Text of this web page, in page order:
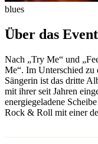
blues
Über das Event
Nach „Try Me“ und
Me“. Im Unterschied zu
Sängerin ist das dritte
mit ihrer seit Jahren
energiegeladene
Rock & Roll mit einer